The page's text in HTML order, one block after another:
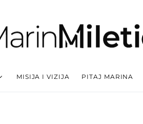
MISIJA I VIZIJA PITAJ MARINA